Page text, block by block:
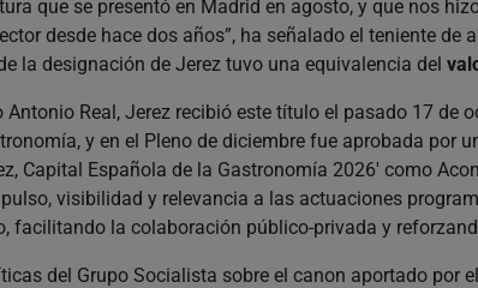
que se presentó en Madrid en agosto, y que nos
desde hace dos años”, ha señalado el teniente de
la designación de Jerez tuvo una equivalencia del
Antonio Real, Jerez recibió este título el pasado 17 de
y en el Pleno de diciembre fue aprobada por
Capital Española de la Gastronomía 2026' como
visibilidad y relevancia a las actuaciones
facilitando la colaboración público-privada y
del Grupo Socialista sobre el canon aportado por